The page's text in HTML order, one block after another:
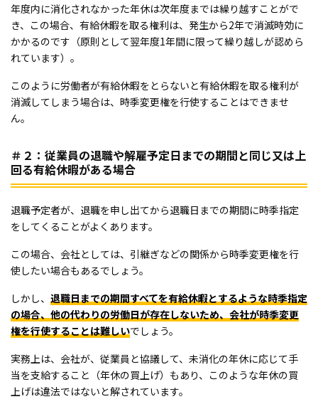
年度内に消化されなかった年休は次年度までは繰り越すことがで
き、この場合、有給休暇を取る権利は、発生から2年で消滅時効に
かかるのです（原則として翌年度1年間に限って繰り越しが認めら
れています）。
このように労働者が有給休暇をとらないと有給休暇を取る権利が
消滅してしまう場合は、時季変更権を行使することはできませ
ん。
＃２：従業員の退職や解雇予定日までの期間と同じ又は上
回る有給休暇がある場合
退職予定者が、退職を申し出てから退職日までの期間に時季指定
をしてくることがよくあります。
この場合、会社としては、引継ぎなどの関係から時季変更権を行
使したい場合もあるでしょう。
しかし、 退職日までの期間すべてを有給休暇とするような時季指定
の場合、他の代わりの労働日が存在しないため、会社が時季変更
権を行使することは難しいでしょう。
実務上は、会社が、従業員と協議して、未消化の年休に応じて手
当を支給すること（年休の買上げ）もあり、このような年休の買
上げは違法ではないと解されています。